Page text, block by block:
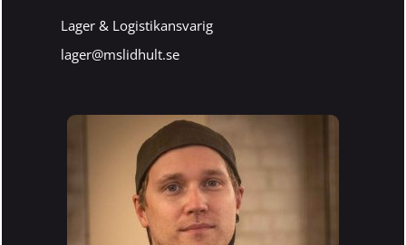
Lager & Logistikansvarig
lager@mslidhult.se